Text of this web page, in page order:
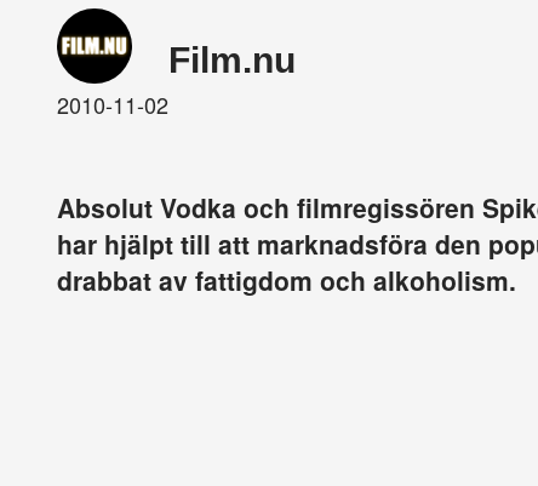
Film.nu
2010-11-02
Absolut Vodka och filmregissören
har hjälpt till att marknadsföra den
drabbat av fattigdom och alkoholism.